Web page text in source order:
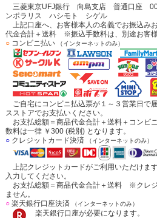
三菱東京UFJ銀行 向島支店 普通口座
ンポラリス ハシモト シゲル
上記口座へ、お客様本人の名義でお振込み
代金合計＋送料 ※振込手数料は、別途お客様
○コンビニ払い （インターネットのみ）
ご自宅にコンビニ払込票が１～３営業日で
スストアでお支払いください。
お支払総額＝商品代金合計＋送料＋コン
数料は一律 ￥300 (税別) となります。
○クレジットカード決済 （インターネットのみ）
上記クレジットカードがご利用いただけま
入力してください。
お支払総額＝商品代金合計＋送料 ※クレジ
ません。
○楽天銀行口座決済 （インターネットのみ）
楽天銀行口座が必要になります。